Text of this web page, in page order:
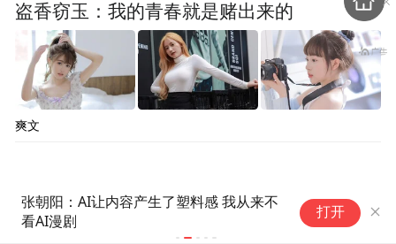
商汤CV 2.0跑通盈利闭环，率先
打开
盗香窃玉：我的青春就是赌出来的
爽文